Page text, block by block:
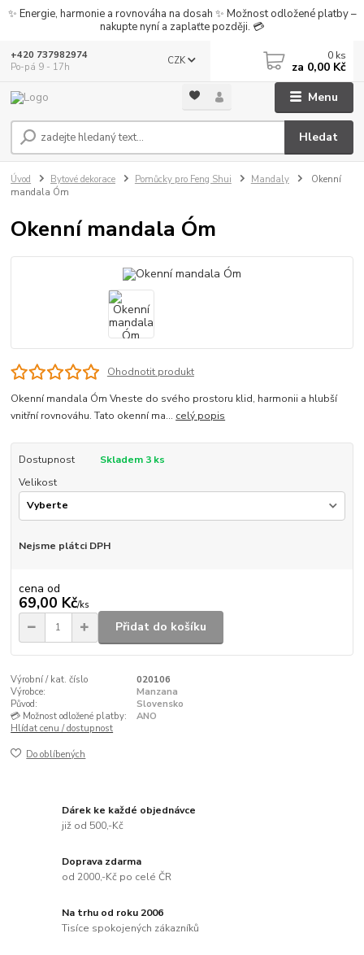
✨ Energie, harmonie a rovnováha na dosah ✨ Možnost odložené platby –
nakupte nyní a zaplaťte později. 💳
Menu
CZK
Hledat
+420 737982974
Po-pá 9 - 17h
0 ks
za 0,00 Kč
Úvod Bytové dekorace Pomůcky pro Feng Shui Mandaly
Okenní
mandala Óm
Okenní mandala Óm
Ohodnotit produkt
Okenní mandala Óm Vneste do svého prostoru klid, harmonii a hlubší
vnitřní rovnováhu. Tato okenní ma... celý popis
Dostupnost
Skladem 3 ks
Velikost
Nejsme plátci DPH
cena od
69,00 Kč/ks
Přidat do košíku
Výrobní / kat. číslo
020106
Výrobce:
Manzana
Původ:
Slovensko
💳 Možnost odložené platby:
ANO
Hlídat cenu / dostupnost
Do oblíbených
Dárek ke každé objednávce
již od 500,-Kč
Doprava zdarma
od 2000,-Kč po celé ČR
Na trhu od roku 2006
Tisíce spokojených zákazníků